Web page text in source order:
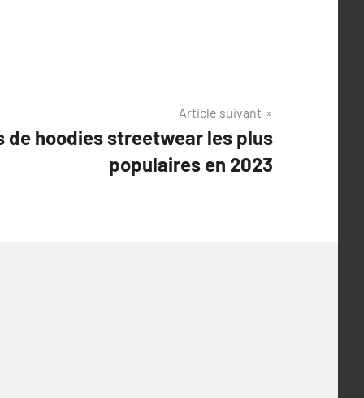
Article suivant
de hoodies streetwear les plus
populaires en 2023